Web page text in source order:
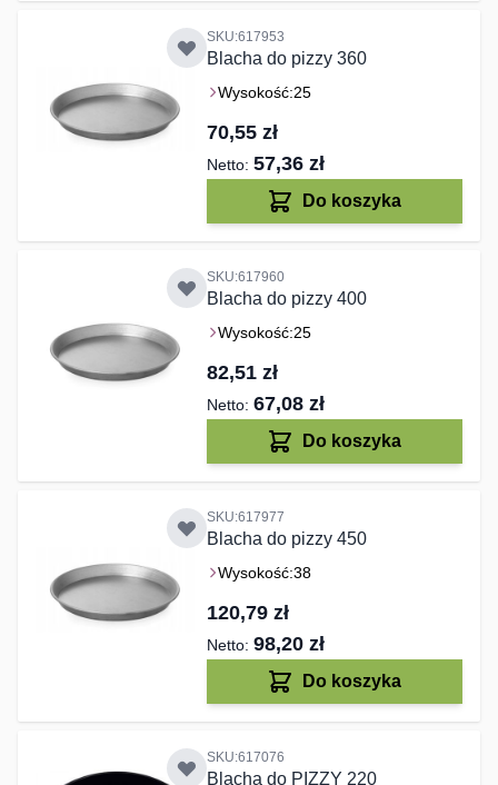
SKU:617953
Blacha do pizzy 360
Wysokość:25
70,55 zł
57,36 zł
Do koszyka
SKU:617960
Blacha do pizzy 400
Wysokość:25
82,51 zł
67,08 zł
Do koszyka
SKU:617977
Blacha do pizzy 450
Wysokość:38
120,79 zł
98,20 zł
Do koszyka
SKU:617076
Blacha do PIZZY 220